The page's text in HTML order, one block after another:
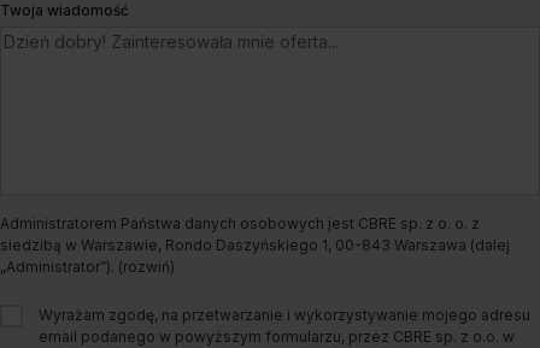
Dostępna powierzchnia od 24m² do 134m²
Status budynku Istniejący
Rodzaj biura Tradycyjne
Twoja wiadomość
Administratorem Państwa danych osobowych jest CBRE sp. z o. o. z
siedzibą w Warszawie, Rondo Daszyńskiego 1, 00-843 Warszawa (dalej
„Administrator”).
Wyrażam zgodę, na przetwarzanie i wykorzystywanie mojego adresu
email podanego w powyższym formularzu, przez CBRE sp. z o.o. w